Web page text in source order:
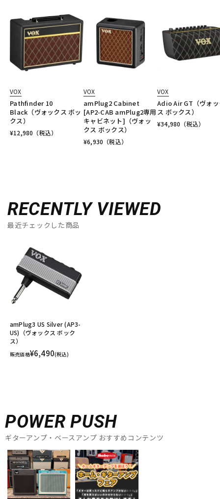
VOX
Pathfinder 10
Black（ヴォックス ボッ
クス）
¥12,980 （税込）
VOX
amPlug2 Cabinet
[AP2-CAB amPlug2専用
キャビネット]（ヴォッ
クス ボックス）
¥6,930 （税込）
VOX
Adio Air GT（ヴォ
ス ボックス）
¥34,980 （税込）
RECENTLY VIEWED
最近チェックした商品
amPlug3 US Silver (AP3-
US)（ヴォックス ボック
ス）
販売価格¥6,490(税込)
POWER PUSH
ギターアンプ・ベースアンプ おすすめコンテンツ